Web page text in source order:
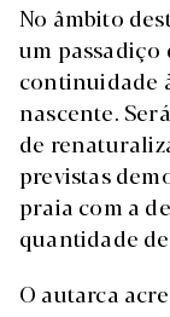
No âmbito
um passadiço
continuidade
nascente.
de
previstas
praia com a
quantidade
O autarca